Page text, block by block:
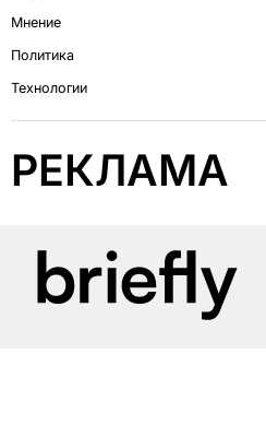
Мнение
Политика
Технологии
РЕКЛАМА